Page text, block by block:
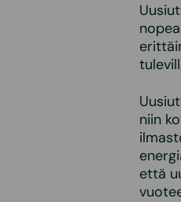
niin
että